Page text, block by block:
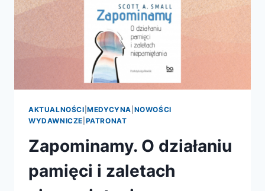
AKTUALNOŚCI |MEDYCYNA NOWOŚCI
WYDAWNICZE PATRONAT
Zapominamy. O działaniu
pamięci i zaletach